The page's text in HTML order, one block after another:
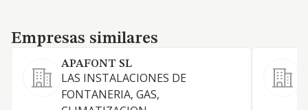
Empresas similares
Empresas similares
APAFONT SL
LAS INSTALACIONES DE
FONTANERIA, GAS,